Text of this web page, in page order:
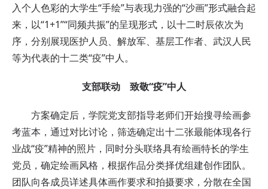
入个人色彩的大学生“手绘”与表现力强的“沙画”形式融合起
来，以“1+1”“同频共振”的呈现形式，以十二时辰依次为
序，分别展现医护人员、解放军、基层工作者、武汉人民
等为代表的十二类“疫”中人。
支部联动 致敬“疫”中人
方案确定后，学院党支部指导老师们开始搜寻绘画参
考蓝本，通过对比讨论，筛选确定出十二张最能体现各行
业战“疫”精神的照片，同时分头联络具有绘画特长的学生
党员，确定绘画风格，根据作品分类择优组建创作团队。
团队向各成员详述具体画作要求和拍摄要求，分散在全国